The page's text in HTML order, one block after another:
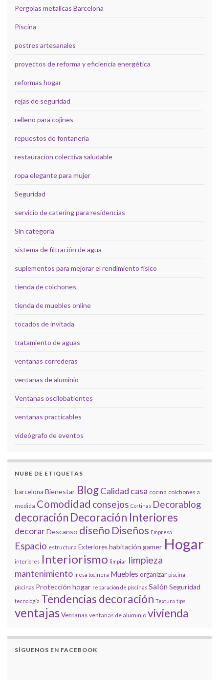
Pergolas metalicas Barcelona
Piscina
postres artesanales
proyectos de reforma y eficiencia energética
reformas hogar
rejas de seguridad
relleno para cojines
repuestos de fontanería
restauracion colectiva saludable
ropa elegante para mujer
Seguridad
servicio de catering para residencias
Sin categoría
sistema de filtración de agua
suplementos para mejorar el rendimiento físico
tienda de colchones
tienda de muebles online
tocados de invitada
tratamiento de aguas
ventanas correderas
ventanas de aluminio
Ventanas oscilobatientes
ventanas practicables
videógrafo de eventos
NUBE DE ETIQUETAS
barcelona Bienestar BlogCalidad casa cocina colchones a
medida Comodidad consejos Cortinas Decorablog
decoración Decoración Interiores
decorarDescanso diseño Diseños Empresa
Espacio estructura Exterioreshabitación gamer Hogar
interiores Interiorismo limpiar limpieza
mantenimiento mesa tocinera Muebles organizar piscina
piscinas Protección hogar reparación de piscinas SalónSeguridad
tecnología Tendencias decoración Textura tips
ventajasVentanas ventanas de aluminio vivienda
SÍGUENOS EN FACEBOOK